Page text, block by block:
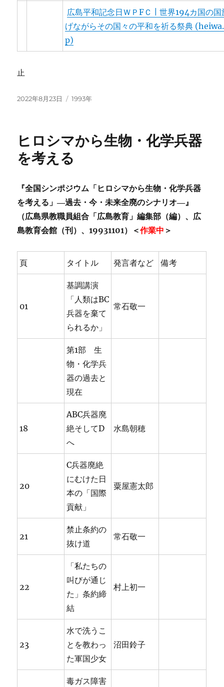
広島平和記念日ＷＰFＣ | 世界194カ国の国
げながらその国々の平和を祈る祭典
p)
止
投
2022年8月23日
カ
ー
1993年
ヒロシマから生物・化学兵器
を考える
『全国シンポジウム「ヒロシマから生物・化学兵器
を考える」―過去・今・未来全廃のシナリオ―』
（広島県教職員組合「広島教育」編集部（編）、広
島教育会館（刊）、19931101）＜作業中 ＞
頁 タイトル 発言者など 備考
01
基調講演
「人類はBC
兵器を棄て
られるか」
常石敬一
第1部 生
物・化学兵
器の過去と
現在
18
ABC兵器廃
絶そしてD
へ
水島朝穂
20
C兵器廃絶
にむけた日
本の「国際
貢献」
粟屋憲太郎
21
禁止条約の
抜け道
常石敬一
22
「私たちの
叫びが通じ
た」条約締
結
村上初一
23
水で洗うこ
とを教わっ
た軍国少女
沼田鈴子
毒ガス障害